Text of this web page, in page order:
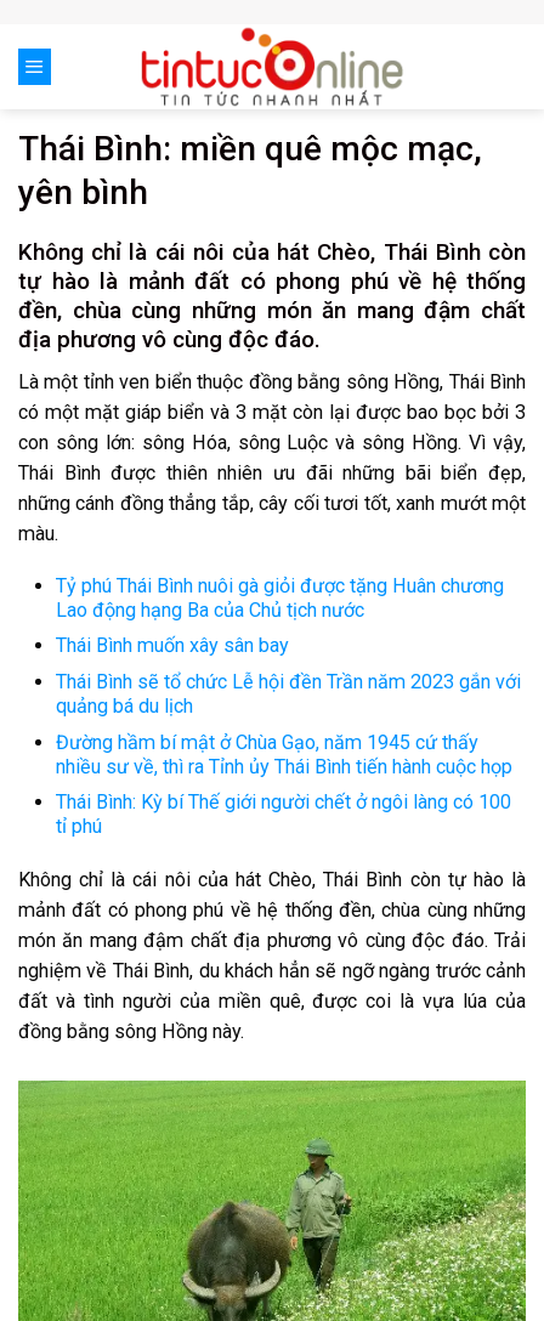
content
Thái Bình: miền quê mộc mạc,
yên bình
Không chỉ là cái nôi của hát Chèo, Thái Bình còn
tự hào là mảnh đất có phong phú về hệ thống
đền, chùa cùng những món ăn mang đậm chất
địa phương vô cùng độc đáo.
Là một tỉnh ven biển thuộc đồng bằng sông Hồng, Thái Bình
có một mặt giáp biển và 3 mặt còn lại được bao bọc bởi 3
con sông lớn: sông Hóa, sông Luộc và sông Hồng. Vì vậy,
Thái Bình được thiên nhiên ưu đãi những bãi biển đẹp,
những cánh đồng thẳng tắp, cây cối tươi tốt, xanh mướt một
màu.
Tỷ phú Thái Bình nuôi gà giỏi được tặng Huân chương
Lao động hạng Ba của Chủ tịch nước
Thái Bình muốn xây sân bay
Thái Bình sẽ tổ chức Lễ hội đền Trần năm 2023 gắn với
quảng bá du lịch
Đường hầm bí mật ở Chùa Gạo, năm 1945 cứ thấy
nhiều sư về, thì ra Tỉnh ủy Thái Bình tiến hành cuộc họp
Thái Bình: Kỳ bí Thế giới người chết ở ngôi làng có 100
tỉ phú
Không chỉ là cái nôi của hát Chèo, Thái Bình còn tự hào là
mảnh đất có phong phú về hệ thống đền, chùa cùng những
món ăn mang đậm chất địa phương vô cùng độc đáo. Trải
nghiệm về Thái Bình, du khách hẳn sẽ ngỡ ngàng trước cảnh
đất và tình người của miền quê, được coi là vựa lúa của
đồng bằng sông Hồng này.